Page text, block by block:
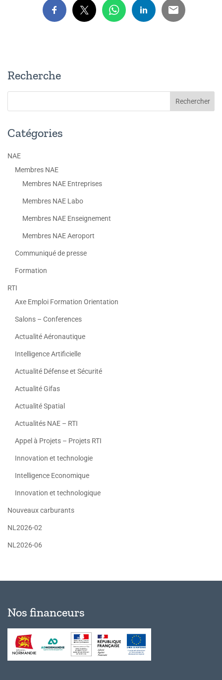
Recherche
Catégories
NAE
Membres NAE
Membres NAE Entreprises
Membres NAE Labo
Membres NAE Enseignement
Membres NAE Aeroport
Communiqué de presse
Formation
RTI
Axe Emploi Formation Orientation
Salons – Conferences
Actualité Aéronautique
Intelligence Artificielle
Actualité Défense et Sécurité
Actualité Gifas
Actualité Spatial
Actualités NAE – RTI
Appel à Projets – Projets RTI
Innovation et technologie
Intelligence Economique
Innovation et technologique
Nouveaux carburants
NL2026-02
NL2026-06
Nos financeurs